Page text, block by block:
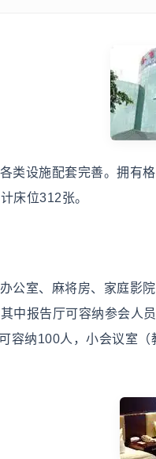
类设施配套完善。拥有
床位312张。
公室、麻将房、家庭影
中报告厅可容纳参会人
容纳100人，小会议室